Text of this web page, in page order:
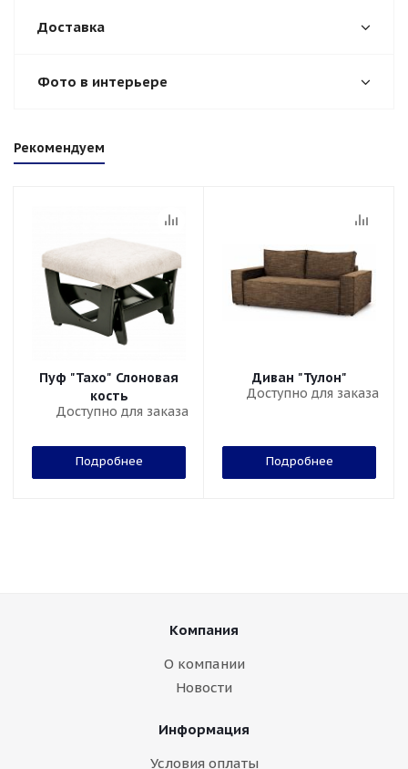
Доставка
Фото в интерьере
Рекомендуем
Пуф "Тахо" Слоновая
кость
Доступно для заказа
Подробнее
Диван "Тулон"
Доступно для заказа
Подробнее
Компания
О компании
Новости
Информация
Условия оплаты